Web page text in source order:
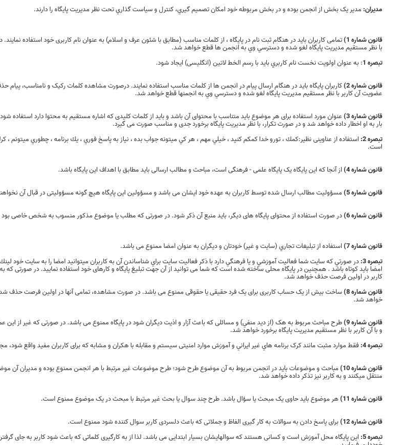
مدیران: مدير يک بخش از انجمن بوده و در بخش مربوطه خود امکان تصميم گيري، کنترل و سياست گذاري تحت نظر مديريت پايگاه را دارند.
قانون شماره 1) تمامی کاربران باید در هنگام ثبت نام در پایگاه ، از کلمات مناسب (مطابق با شئون عرف و اسلام) به عنوان نام کاربری خود استفاده
با نظر مستقیم مدیریت پایگاه لغو شده و دسترسي وي به انجمن ها قطع خواهد شد.
تبصره 1 : به عنوان اولویت نخست نام كاربري باید با رسم الخط لاتین (انگلیسی) ایجاد شود.
قانون شماره 2) کاربران پایگاه باید در هنگام ارسال پیام در انجمن ها از کلمات مناسب استفاده نمایند. درصورت مشاهده کلمات رکیک و نامناسب،
عضویت آن كاربر با نظر مستقیم مدیریت پایگاه لغو شده و دسترسي وي به انجمنها قطع خواهد شد.
قانون شماره 3) عنوان مورد استفاده برای هر موضوع باید متناسب با محتوای آن باشد و باید از کلمات کلیدی که اشاره مستقیم به محتوا دارد استفاده
بار به او اخطار داده خواهد شد و در صورت تکرار، با نظر مدیریت پایگاه برخورد جدی و مناسب صورت می گیرد.
تبصره 2:
استفاده از عناوینی نظیر:كمك ، تورو خدا كمكم كنيد ، خيلي مهم ، هر كي ميتونه جواب بده ، نياز به پاسخ فوري ، يك برنامه ، چطوري ميتونم ،
است.
قانون شماره 4) از آنجا که این پایگاه یک پایگاه علمی - فرهنگی است، مباحث و مطالب ارسالی باید مطابق با اهداف این پایگاه باشد.
قانون شماره 5) مسؤولیت مطالب ارسال شده توسط کاربران به عهده خود ایشان می باشد و مسؤولین این پایگاه هیچ گونه مسؤولیتی در قبال آن
قانون شماره 6) در صورت استفاده از محتوای پایگاه های دیگر، باید منبع آن ذکر شود. در صورتی که مطلب یا موضوع مذکور منسوب به شخص خاصی بود ،
قانون شماره 7)
استفاده از تبلیغات تجاري (سايت و غير) خودتان و دیگران به عنوان امضا ممنوع می باشد.
تبصره 3:
در صورتي كه سايت شما فعاليت آموزشي و يا فرهنگي دارد با ذكر فعاليت سايت براي شناساندن آن به كاربران ميتوانيد امضا را به سايت خود
امضا بايد كوتاه باشد . همچنين در پایگاه محلی ساخته شده است که شما می توانید از آن جهت تبلیغ پایگاه و کارهای خود استفاده نمایید. در صورتی
کاربر در اولین فرصت حذف خواهد شد.
قانون شماره 8)
ساخت بیش از یک حساب کاربری برای یک فرد حقیقی یا حقوقی ممنوع می باشد. در صورت مشاهده، تمامی آنها در اولین فرصت حذف
خواهد شد.
قانون شماره 9) طرح مباحث مربوط به هک (از ديد منفي) و مسائلی که باعث آزار و اذیت دیگران شود در پایگاه ممنوع می باشد. در صورتی که غیر از
و با آن کاربر با نظر مستقیم مدیریت پایگاه برخورد خواهد شد.
تبصره 4:
فقط موارد مثبت مانند کرک برنامه هاي غير ايراني و آموزش موارد امنیتی سیستم و مقابله با هكران و مشابه که برای کاربران مفید واقع شود،
قانون شماره 10) مباحث و موضوعات باید در انجمن مربوط به آن موضوع طرح شود؛ طرح موضوعات غیر مرتبط با هر انجمن ممنوع بوده و مدیران آن
منتقل میکنند و به کاربر نیز تذکر داده خواهد شد.
قانون شماره 11) هر موضوع باید حاوی یک مبحث یا سؤال باشد. طرح چند سوال يا بحث غير مرتبط با مبحث در یک موضوع ممنوع است.
قانون شماره 12)
برای پاسخ دادن به سوالات به کار گیری الفاظ و جملاتی که باعث دلسردی کاربر سوال کننده شود ممنوع است.
تبصره 5:
این پایگاه محل آموزش است و کسانی هستند که سوالهایشان بسیار ابتدایی می باشد. لذا از به کارگیری کلماتی که باعث شود کاربر به جای